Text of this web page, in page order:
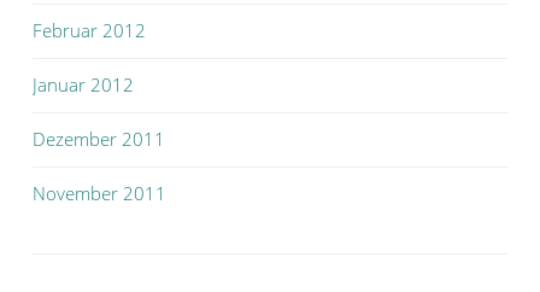
Februar 2012
Januar 2012
Dezember 2011
November 2011